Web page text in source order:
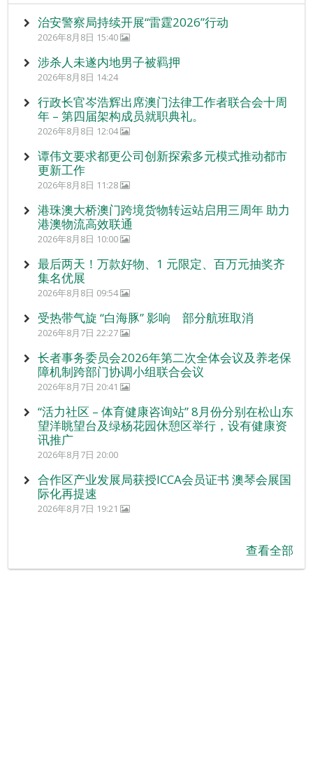
治安警察局持续开展“雷霆2026”行动
2026年8月8日 15:40
涉杀人未遂内地男子被羁押
2026年8月8日 14:24
行政长官岑浩辉出席澳门法律工作者联合会十周
年 – 第四届架构成员就职典礼。
2026年8月8日 12:04
谭伟文要求都更公司创新探索多元模式推动都市
更新工作
2026年8月8日 11:28
港珠澳大桥澳门跨境货物转运站启用三周年 助力
港澳物流高效联通
2026年8月8日 10:00
最后两天！万款好物、1 元限定、百万元抽奖齐
集名优展
2026年8月8日 09:54
受热带气旋 “白海豚” 影响 部分航班取消
2026年8月7日 22:27
长者事务委员会2026年第二次全体会议及养老保
障机制跨部门协调小组联合会议
2026年8月7日 20:41
“活力社区 – 体育健康咨询站” 8月份分别在松山东
望洋眺望台及绿杨花园休憩区举行，设有健康资
讯推广
2026年8月7日 20:00
合作区产业发展局获授ICCA会员证书 澳琴会展国
际化再提速
2026年8月7日 19:21
查看全部